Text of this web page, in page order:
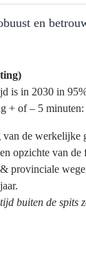
en
is in 2030 in
+ of – 5 minuten:
de werkelijke
opzichte van
provinciale
buiten de spits